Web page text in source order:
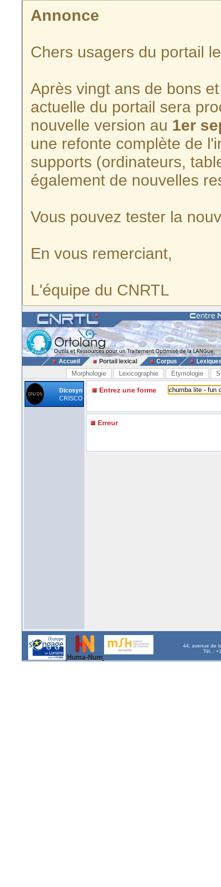
Annonce
Chers usagers du portail
Après vingt ans de bons
actuelle du portail sera
nouvelle version au 1er
une refonte complète de
supports (ordinateurs,
également de nouvelles
Vous pouvez tester la
En vous remerciant,
L'équipe du CNRTL
Accueil Portail lexical Corpus
Morphologie Lexicographie Etymologie
Dicosyn
CRISCO
Entrez une forme
Erreur
44, avenue de
Tél. :